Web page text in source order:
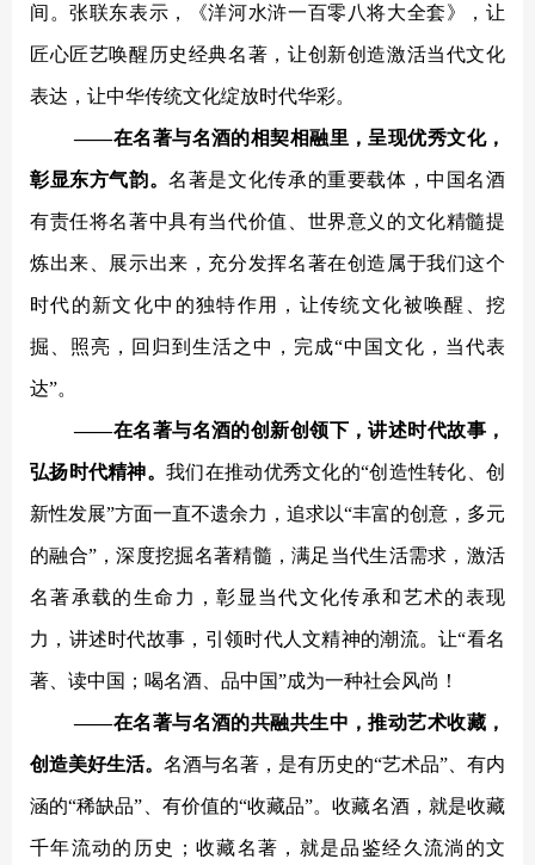
间。张联东表示，《洋河水浒一百零八将大全套》，让
匠心匠艺唤醒历史经典名著，让创新创造激活当代文化
表达，让中华传统文化绽放时代华彩。
——在名著与名酒的相契相融里，呈现优秀文化，
彰显东方气韵。名著是文化传承的重要载体，中国名酒
有责任将名著中具有当代价值、世界意义的文化精髓提
炼出来、展示出来，充分发挥名著在创造属于我们这个
时代的新文化中的独特作用，让传统文化被唤醒、挖
掘、照亮，回归到生活之中，完成“中国文化，当代表
达”。
——在名著与名酒的创新创领下，讲述时代故事，
弘扬时代精神。我们在推动优秀文化的“创造性转化、创
新性发展”方面一直不遗余力，追求以“丰富的创意，多元
的融合”，深度挖掘名著精髓，满足当代生活需求，激活
名著承载的生命力，彰显当代文化传承和艺术的表现
力，讲述时代故事，引领时代人文精神的潮流。让“看名
著、读中国；喝名酒、品中国”成为一种社会风尚！
——在名著与名酒的共融共生中，推动艺术收藏，
创造美好生活。 名酒与名著，是有历史的“艺术品”、有内
涵的“稀缺品”、有价值的“收藏品”。收藏名酒，就是收藏
千年流动的历史；收藏名著，就是品鉴经久流淌的文